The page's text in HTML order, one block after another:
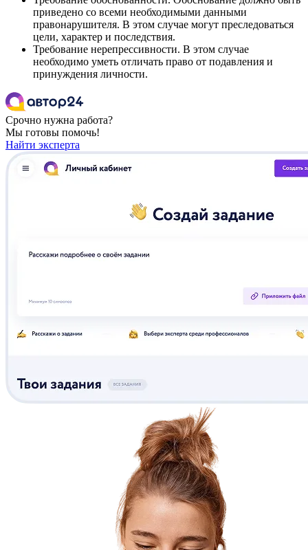
приведено со всеми необходимыми данными
правонарушителя. В этом случае могут преследоваться
цели, характер и последствия.
Требование нерепрессивности. В этом случае
необходимо уметь отличать право от подавления и
принуждения личности.
Срочно нужна работа?
Мы готовы помочь!
Найти эксперта